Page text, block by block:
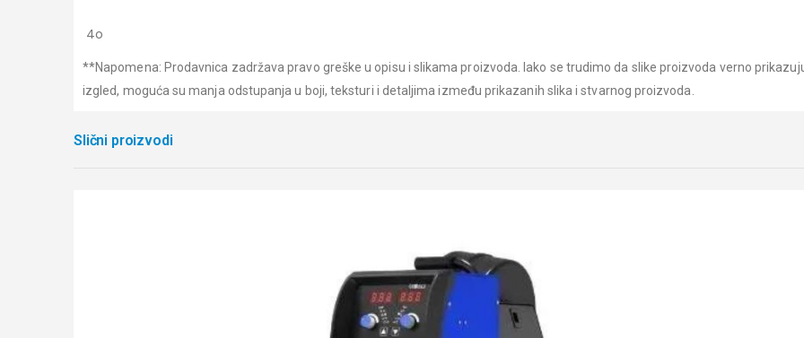
4o
**Napomena: Prodavnica zadržava pravo greške u opisu i slikama proizvoda. Iako se trudimo da slike proizvoda verno
izgled, moguća su manja odstupanja u boji, teksturi i detaljima između prikazanih slika i stvarnog proizvoda.
Slični proizvodi